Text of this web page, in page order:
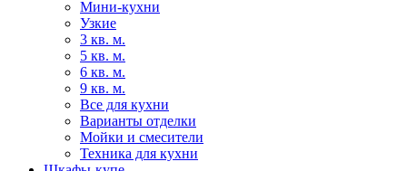
Мини-кухни
Узкие
3 кв. м.
5 кв. м.
6 кв. м.
9 кв. м.
Все для кухни
Варианты отделки
Мойки и смесители
Техника для кухни